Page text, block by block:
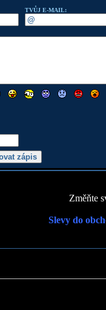
TVŮJ E-MAIL:
Změňte
Slevy do